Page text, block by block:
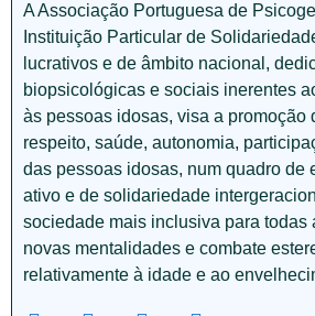
A Associação Portuguesa de
Instituição Particular de
lucrativos e de âmbito nacional,
biopsicológicas e sociais inerentes
às pessoas idosas, visa a promoção
respeito, saúde, autonomia,
das pessoas idosas, num quadro de
ativo e de solidariedade
sociedade mais inclusiva para todas
novas mentalidades e combate
relativamente à idade e ao